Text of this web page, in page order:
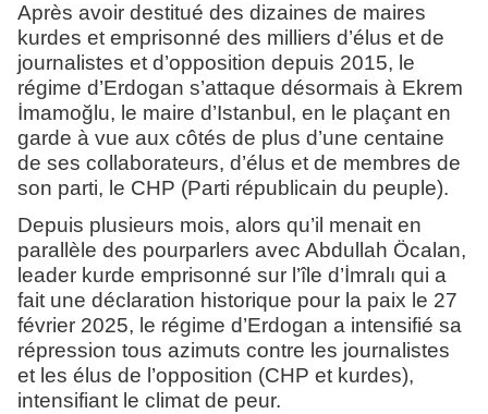
Après avoir destitué des dizaines de maires
kurdes et emprisonné des milliers d’élus et de
journalistes et d’opposition depuis 2015, le
régime d’Erdogan s’attaque désormais à Ekrem
İmamoğlu, le maire d’Istanbul, en le plaçant en
garde à vue aux côtés de plus d’une centaine
de ses collaborateurs, d’élus et de membres de
son parti, le CHP (Parti républicain du peuple).
Depuis plusieurs mois, alors qu’il menait en
parallèle des pourparlers avec Abdullah Öcalan,
leader kurde emprisonné sur l’île d’İmralı qui a
fait une déclaration historique pour la paix le 27
février 2025, le régime d’Erdogan a intensifié sa
répression tous azimuts contre les journalistes
et les élus de l’opposition (CHP et kurdes),
intensifiant le climat de peur.